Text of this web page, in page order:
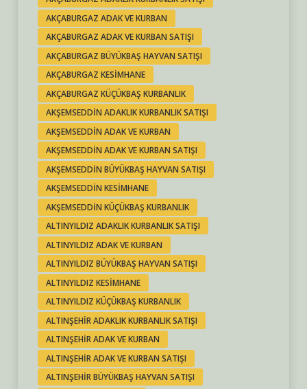
AKÇABURGAZ ADAK VE KURBAN
AKÇABURGAZ ADAK VE KURBAN SATIŞI
AKÇABURGAZ BÜYÜKBAŞ HAYVAN SATIŞI
AKÇABURGAZ KESIMHANE
AKÇABURGAZ KÜÇÜKBAŞ KURBANLIK
AKŞEMSEDDIN ADAKLIK KURBANLIK SATIŞI
AKŞEMSEDDIN ADAK VE KURBAN
AKŞEMSEDDIN ADAK VE KURBAN SATIŞI
AKŞEMSEDDIN BÜYÜKBAŞ HAYVAN SATIŞI
AKŞEMSEDDIN KESIMHANE
AKŞEMSEDDIN KÜÇÜKBAŞ KURBANLIK
ALTINYILDIZ ADAKLIK KURBANLIK SATIŞI
ALTINYILDIZ ADAK VE KURBAN
ALTINYILDIZ BÜYÜKBAŞ HAYVAN SATIŞI
ALTINYILDIZ KESIMHANE
ALTINYILDIZ KÜÇÜKBAŞ KURBANLIK
ALTINŞEHIR ADAKLIK KURBANLIK SATIŞI
ALTINŞEHIR ADAK VE KURBAN
ALTINŞEHIR ADAK VE KURBAN SATIŞI
ALTINŞEHIR BÜYÜKBAŞ HAYVAN SATIŞI